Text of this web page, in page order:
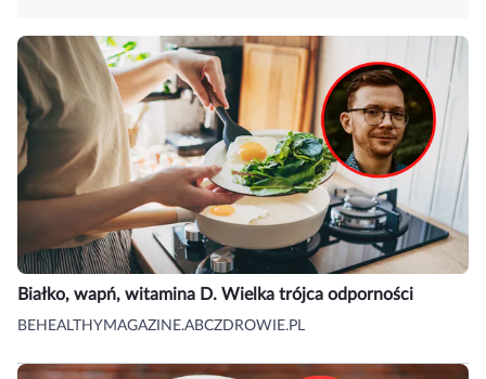
Białko, wapń, witamina D. Wielka trójca odporności
BEHEALTHYMAGAZINE.ABCZDROWIE.PL